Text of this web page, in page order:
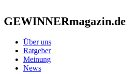
GEWINNERmagazin.de
Über uns
Ratgeber
Meinung
News